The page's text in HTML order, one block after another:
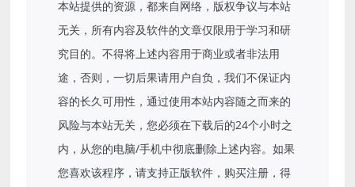
本站提供的资源，都来自网络，版权争议与本站
无关，所有内容及软件的文章仅限用于学习和研
究目的。不得将上述内容用于商业或者非法用
途，否则，一切后果请用户自负，我们不保证内
容的长久可用性，通过使用本站内容随之而来的
风险与本站无关，您必须在下载后的24个小时之
内，从您的电脑/手机中彻底删除上述内容。如果
您喜欢该程序，请支持正版软件，购买注册，得